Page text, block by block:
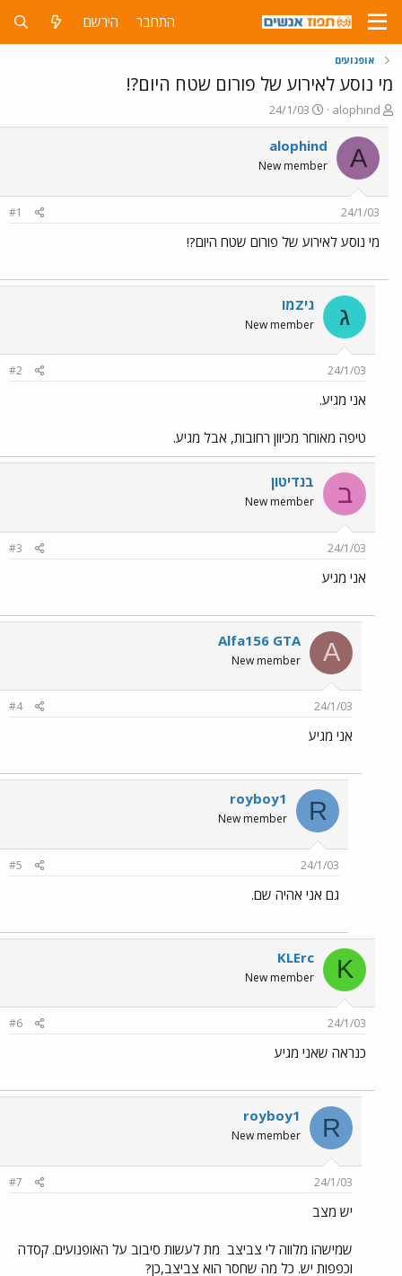
התחבר הירשם
אופנועים
מי נוסע לאירוע של פורום שטח היום?!
פ
ו
ת
ח
ה
ש
א
alophind
פ
ו
ר
ם
ר
24/1/03
A
alophind
New member
24/1/03
#1
מי נוסע לאירוע של פורום שטח היום?!
ג גיZמו
New member
24/1/03
#2
אני מגיע.
טיפה מאוחר מכיוון רחובות, אבל מגיע.
ב בנדיטון
New member
24/1/03
#3
אני מגיע
A
Alfa156 GTA
New member
24/1/03
#4
אני מגיע
R
royboy1
New member
24/1/03
#5
גם אני אהיה שם.
K
KLErc
New member
24/1/03
#6
כנראה שאני מגיע
R
royboy1
New member
24/1/03
#7
יש מצב
שמישהו מלווה לי צביצב מת לעשות סיבוב על האופנועים. קסדה
וכפפות יש. כל מה שחסר הוא צביצב,כן?